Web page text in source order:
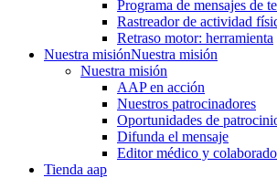
Programa de mensajes de
Rastre​​ador de activida​d
Retraso motor: herramienta
Nuestra misiónNuestra misión
Nuestra misión
AAP en acción
Nuestros patrocinadores
Oportunidades de
Difunda el mensaje
Editor médico y
Tienda aap